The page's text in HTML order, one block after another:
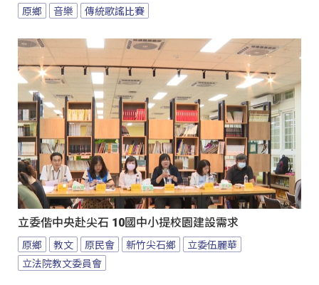
原鄉 音樂 傳統歌謠比賽
立委偕中央赴尖石 10國中小提校園建設需求
原鄉 教文 原民會 新竹尖石鄉
立委伍麗華
立法院教文委員會